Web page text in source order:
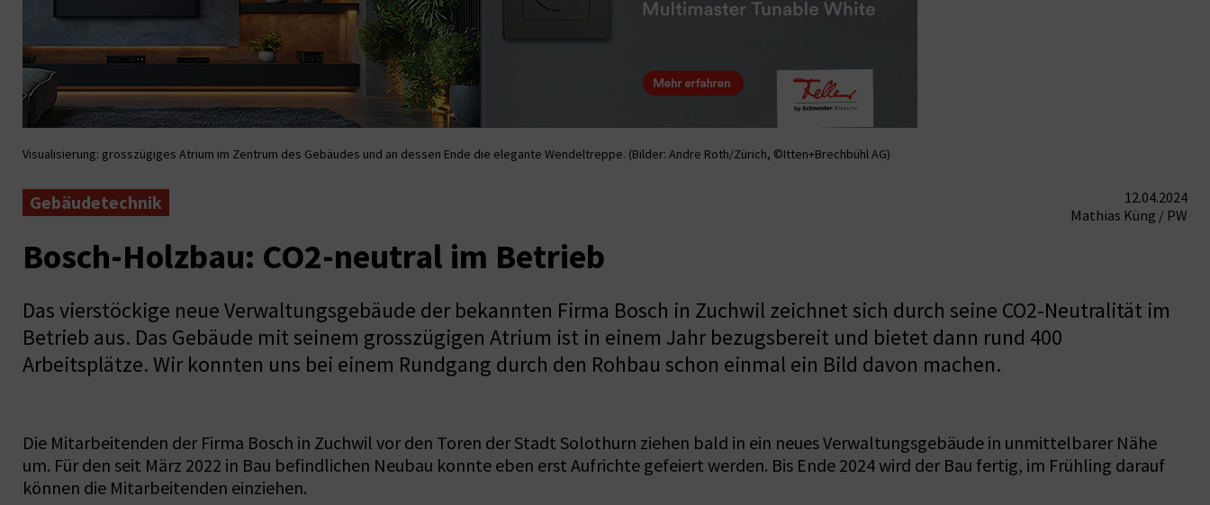
Visualisierung: grosszügiges Atrium im Zentrum des Gebäudes und an dessen Ende die elegante Wendeltreppe. (Bilder: Andre Roth/Zürich, ©Itten+Brechbühl AG)
Gebäudetechnik
12.04.2024
Mathias Küng / PW
Bosch-Holzbau: CO2-neutral im Betrieb
Das vierstöckige neue Verwaltungsgebäude der bekannten Firma Bosch in Zuchwil zeichnet sich durch seine CO2-Neutralität im
Betrieb aus. Das Gebäude mit seinem grosszügigen Atrium ist in einem Jahr bezugsbereit und bietet dann rund 400
Arbeitsplätze. Wir konnten uns bei einem Rundgang durch den Rohbau schon einmal ein Bild davon machen.
Die Mitarbeitenden der Firma Bosch in Zuchwil vor den Toren der Stadt Solothurn ziehen bald in ein neues Verwaltungsgebäude in unmittelbarer Nähe
um. Für den seit März 2022 in Bau befindlichen Neubau konnte eben erst Aufrichte gefeiert werden. Bis Ende 2024 wird der Bau fertig, im Frühling darauf
können die Mitarbeitenden einziehen.